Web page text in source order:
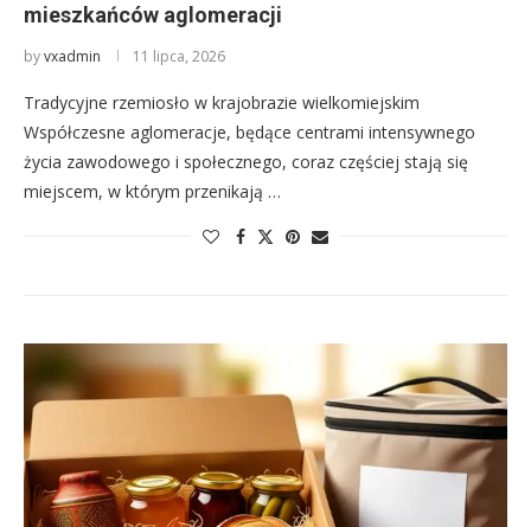
mieszkańców aglomeracji
byvxadmin 11 lipca, 2026
Tradycyjne rzemiosło w krajobrazie wielkomiejskim
Współczesne aglomeracje, będące centrami intensywnego
życia zawodowego i społecznego, coraz częściej stają się
miejscem, w którym przenikają …